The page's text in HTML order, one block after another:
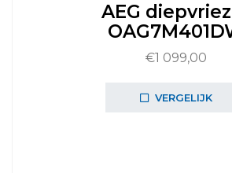
AEG
€1 099,00
VERGELIJK